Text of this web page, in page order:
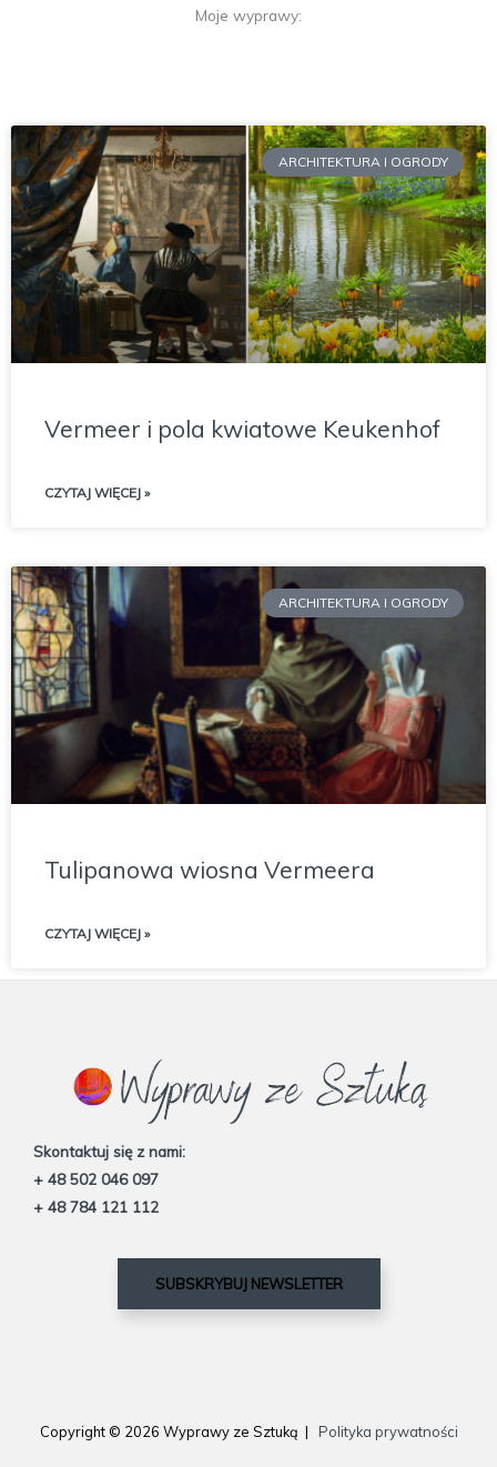
Moje wyprawy:
ARCHITEKTURA I OGRODY
Vermeer i pola kwiatowe Keukenhof
CZYTAJ WIĘCEJ »
ARCHITEKTURA I OGRODY
Tulipanowa wiosna Vermeera
CZYTAJ WIĘCEJ »
Skontaktuj się z nami:
+ 48 502 046 097
+ 48 784 121 112
SUBSKRYBUJ NEWSLETTER
Copyright © 2026 Wyprawy ze Sztuką | Polityka prywatności